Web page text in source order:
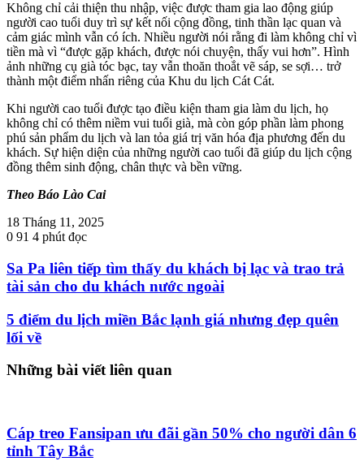
Không chỉ cải thiện thu nhập, việc được tham gia lao động giúp
người cao tuổi duy trì sự kết nối cộng đồng, tinh thần lạc quan và
cảm giác mình vẫn có ích. Nhiều người nói rằng đi làm không chỉ vì
tiền mà vì “được gặp khách, được nói chuyện, thấy vui hơn”. Hình
ảnh những cụ già tóc bạc, tay vẫn thoăn thoắt vẽ sáp, se sợi… trở
thành một điểm nhấn riêng của Khu du lịch Cát Cát.
Khi người cao tuổi được tạo điều kiện tham gia làm du lịch, họ
không chỉ có thêm niềm vui tuổi già, mà còn góp phần làm phong
phú sản phẩm du lịch và lan tỏa giá trị văn hóa địa phương đến du
khách. Sự hiện diện của những người cao tuổi đã giúp du lịch cộng
đồng thêm sinh động, chân thực và bền vững.
Theo Báo Lào Cai
18 Tháng 11, 2025
0 91 4 phút đọc
Sa Pa liên tiếp tìm thấy du khách bị lạc và trao trả
tài sản cho du khách nước ngoài
5 điểm du lịch miền Bắc lạnh giá nhưng đẹp quên
lối về
Những bài viết liên quan
Cáp treo Fansipan ưu đãi gần 50% cho người dân 6
tỉnh Tây Bắc